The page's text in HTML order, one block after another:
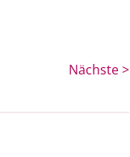
Nächste >